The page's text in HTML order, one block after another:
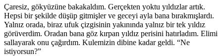
Çaresiz, gökyüzüne bakakaldım. Gerçekten yoktu yıldızlar artık.
Hepsi bir şekilde düşüp gitmişler ve geceyi ayla bana bırakmışlardı.
Yalnız orada, biraz ufuk çizgisinin yakınında yalnız bir tek yıldız
görüverdim. Oradan bana göz kırpan yıldız perisini hatırladım. Elimi
sallayarak onu çağırdım. Kulemizin dibine kadar geldi. “Ne
istiyorsun?”